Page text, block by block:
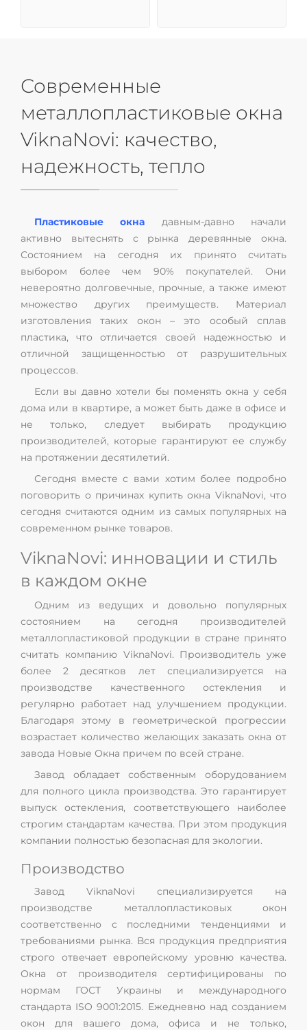
Современные
металлопластиковые окна
ViknaNovi: качество,
надежность, тепло
Пластиковые окна давным-давно начали
активно вытеснять с рынка деревянные окна.
Состоянием на сегодня их принято считать
выбором более чем 90% покупателей. Они
невероятно долговечные, прочные, а также имеют
множество других преимуществ. Материал
изготовления таких окон – это особый сплав
пластика, что отличается своей надежностью и
отличной защищенностью от разрушительных
процессов.
Если вы давно хотели бы поменять окна у себя
дома или в квартире, а может быть даже в офисе и
не только, следует выбирать продукцию
производителей, которые гарантируют ее службу
на протяжении десятилетий.
Сегодня вместе с вами хотим более подробно
поговорить о причинах купить окна ViknaNovi, что
сегодня считаются одним из самых популярных на
современном рынке товаров.
ViknaNovi: инновации и стиль
в каждом окне
Одним из ведущих и довольно популярных
состоянием на сегодня производителей
металлопластиковой продукции в стране принято
считать компанию ViknaNovi. Производитель уже
более 2 десятков лет специализируется на
производстве качественного остекления и
регулярно работает над улучшением продукции.
Благодаря этому в геометрической прогрессии
возрастает количество желающих заказать окна от
завода Новые Окна причем по всей стране.
Завод обладает собственным оборудованием
для полного цикла производства. Это гарантирует
выпуск остекления, соответствующего наиболее
строгим стандартам качества. При этом продукция
компании полностью безопасная для экологии.
Производство
Завод ViknaNovi специализируется на
производстве металлопластиковых окон
соответственно с последними тенденциями и
требованиями рынка. Вся продукция предприятия
строго отвечает европейскому уровню качества.
Окна от производителя сертифицированы по
нормам ГОСТ Украины и международного
стандарта ISO 9001:2015. Ежедневно над созданием
окон для вашего дома, офиса и не только,